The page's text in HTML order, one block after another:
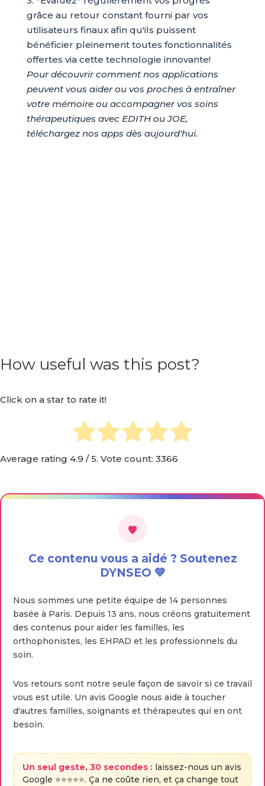
grâce au retour constant fourni par vos
utilisateurs finaux afin qu'ils puissent
bénéficier pleinement toutes fonctionnalités
offertes via cette technologie innovante!
Pour découvrir comment nos applications
peuvent vous aider ou vos proches à entraîner
votre mémoire ou accompagner vos soins
thérapeutiques avec EDITH ou JOE,
téléchargez nos apps dès aujourd'hui.
How useful was this post?
Click on a star to rate it!
Average rating 4.9 / 5. Vote count: 3366
Ce contenu vous a aidé ? Soutenez
DYNSEO 💙
Nous sommes une petite équipe de 14 personnes
basée à Paris. Depuis 13 ans, nous créons gratuitement
des contenus pour aider les familles, les
orthophonistes, les EHPAD et les professionnels du
soin.
Vos retours sont notre seule façon de savoir si ce travail
vous est utile. Un avis Google nous aide à toucher
d'autres familles, soignants et thérapeutes qui en ont
besoin.
Un seul geste, 30 secondes : laissez-nous un avis
Google ⭐⭐⭐⭐⭐. Ça ne coûte rien, et ça change tout